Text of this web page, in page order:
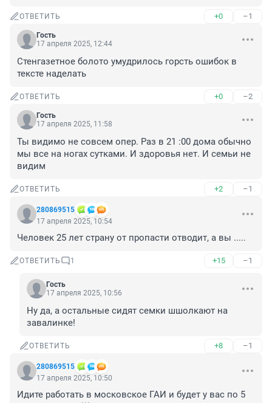
ОТВЕТИТЬ +0 –1
Гость
17 апреля 2025, 12:44
Стенгазетное болото умудрилось горсть ошибок в
тексте наделать
ОТВЕТИТЬ +0 –2
Гость
17 апреля 2025, 11:58
Ты видимо не совсем опер. Раз в 21 :00 дома обычно
мы все на ногах сутками. И здоровья нет. И семьи не
видим
ОТВЕТИТЬ +2 –1
280869515
17 апреля 2025, 10:54
Человек 25 лет страну от пропасти отводит, а вы .....
ОТВЕТИТЬ 1 +15 –1
Гость
17 апреля 2025, 10:56
Ну да, а остальные сидят семки шшолкают на
завалинке!
ОТВЕТИТЬ +8 –1
280869515
17 апреля 2025, 10:50
Идите работать в московское ГАИ и будет у вас по 5